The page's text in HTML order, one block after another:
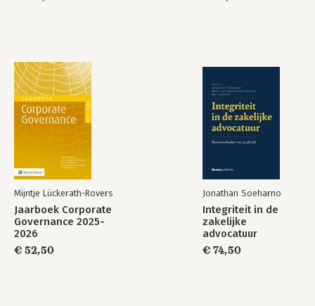
Mijntje Lückerath-Rovers
Jaarboek Corporate
Governance 2025-
2026
€ 52,50
Jonathan Soeharno
Integriteit in de
zakelijke
advocatuur
€ 74,50